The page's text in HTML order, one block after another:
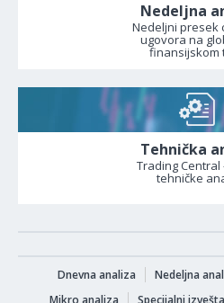
Nedeljna
Nedeljni presek
ugovora na
finansijskom
Tehnička
Trading Central
tehničke
Dnevna analiza Nedeljna
Mikro analiza
Specijalni